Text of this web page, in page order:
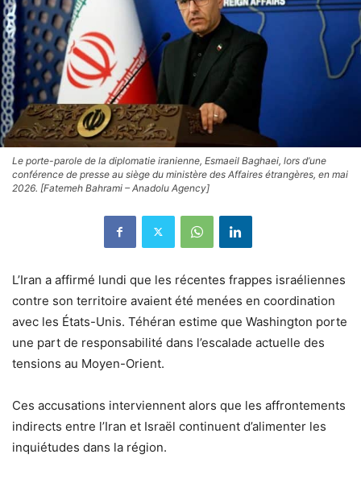
Le porte-parole de la diplomatie iranienne, Esmaeil Baghaei, lors d’une
conférence de presse au siège du ministère des Affaires étrangères, en mai
2026. [Fatemeh Bahrami – Anadolu Agency]
L’Iran a affirmé lundi que les récentes frappes israéliennes
contre son territoire avaient été menées en coordination
avec les États-Unis. Téhéran estime que Washington porte
une part de responsabilité dans l’escalade actuelle des
tensions au Moyen-Orient.
Ces accusations interviennent alors que les affrontements
indirects entre l’Iran et Israël continuent d’alimenter les
inquiétudes dans la région.